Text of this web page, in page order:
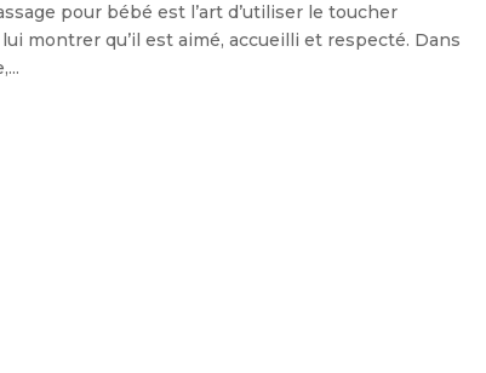
pour bébé est l’art d’utiliser le toucher
montrer qu’il est aimé, accueilli et respecté. Dans